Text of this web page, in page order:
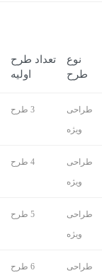
نوع
طرح
تعداد طرح
اولیه
طراحی
ویژه
3 طرح
طراحی
ویژه
4 طرح
طراحی
ویژه
5 طرح
طراحی
6 طرح